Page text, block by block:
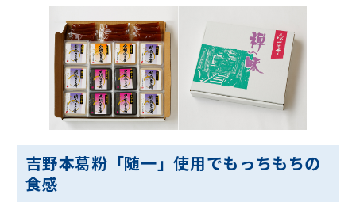
吉野本葛粉「随一」使用でもっちもちの
食感